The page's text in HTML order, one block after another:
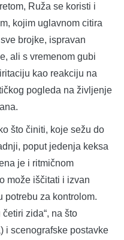
Ruža se koristi i
kojim uglavnom citira
brojke, ispravan
ali s vremenom gubi
kao reakciju na
pogleda na življenje
što činiti, koje sežu do
poput jedenja keksa
je i ritmičnom
može iščitati i izvan
potrebu za kontrolom.
zida“, na što
i scenografske postavke